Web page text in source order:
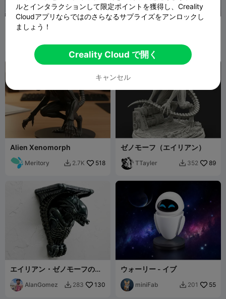
エイリアン・ゼノモーフ S
Chan
Alien Xenomorph
Meritory  2.7K 518
ゼノモーフ（エイリアン）
TTayler  352 89
エイリアン・ゼノモーフの棚
/ エイリアン・ゼノモーフの
棚
AlanGomez  283 130
ウォーリー - イブ
miniFab  201 55
ルとインタラクションして限定ポイントを獲得し、Creality
Cloudアプリならではのさらなるサプライズをアンロックし
ましょう！
Creality Cloud で開く
キャンセル